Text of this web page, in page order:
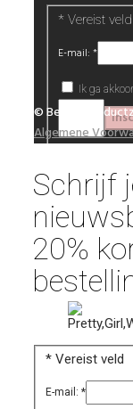
* Vereist veld
E-mail:*
Ik ga
©
Algemene
Schrijf
20%
* Vereist veld
E-mail:*